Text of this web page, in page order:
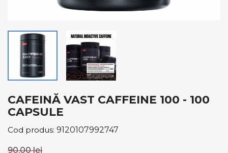
CAFEINĂ VAST CAFFEINE 100 - 100
CAPSULE
Cod produs: 9120107992747
90,00 lei